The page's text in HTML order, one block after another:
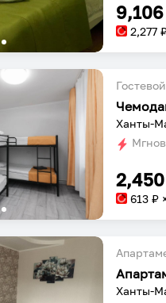
9,106
2,277
Ханты-
2,450
613 ₽
Ханты-